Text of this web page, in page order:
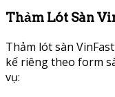
Thảm Lót Sàn
Thảm lót sàn
kế riêng theo form
vụ: